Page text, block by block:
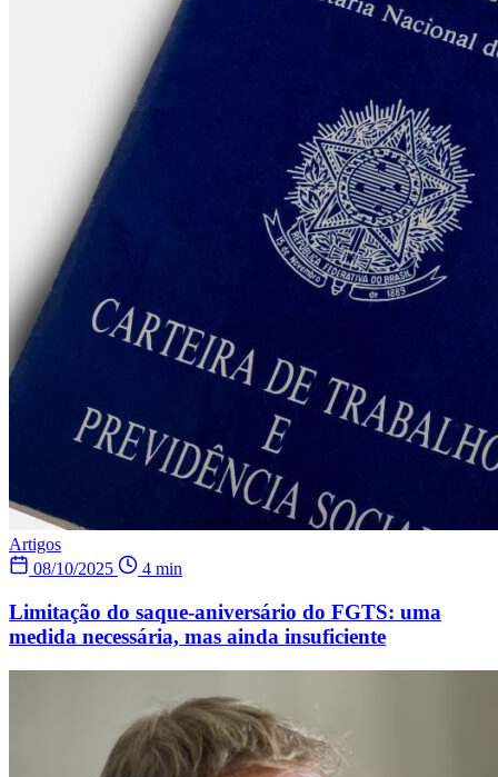
Artigos
08/10/2025
4 min
Limitação do saque-aniversário do FGTS: uma
medida necessária, mas ainda insuficiente